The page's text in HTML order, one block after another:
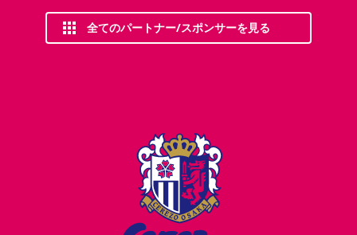
全てのパートナー/スポンサーを見る